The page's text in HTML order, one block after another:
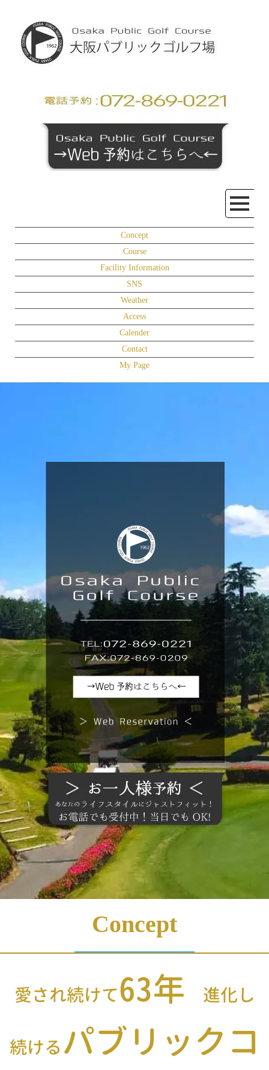
Concept
Course
Facility Information
SNS
Weather
Access
Calender
Contact
My Page
Concept
愛され続けて63年 進化し
続ける パブリックコ